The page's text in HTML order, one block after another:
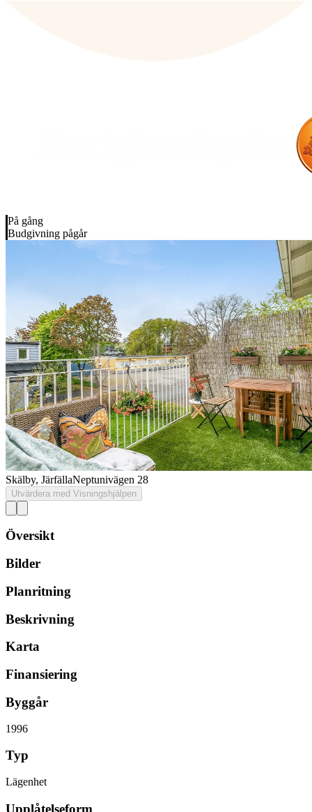
På gång
Budgivning pågår
Skälby, JärfällaNeptunivägen 28
Utvärdera med Visningshjälpen
Översikt
Bilder
Planritning
Beskrivning
Karta
Finansiering
Byggår
1996
Typ
Lägenhet
Upplåtelseform